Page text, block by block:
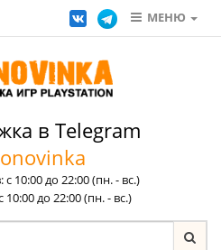
МЕНЮ
в Telegram
10:00 до 22:00 (пн. - вс.)
до 22:00 (пн. - вс.)